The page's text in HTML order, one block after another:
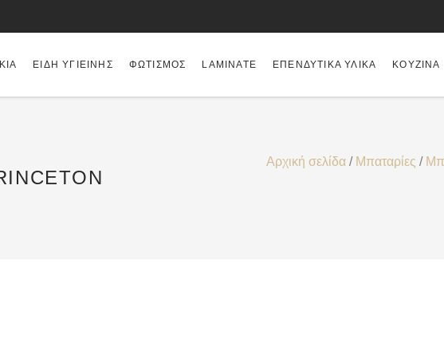
ΕΊΔΗ ΥΓΙΕΙΝΗΣ ΦΩΤΙΣΜΌΣ LAMINATE ΕΠΕΝΔΥΤΙΚΆ ΥΛΙΚΆ ΚΟΥΖΊΝΑ
Αρχική σελίδα / Μπαταρίες /